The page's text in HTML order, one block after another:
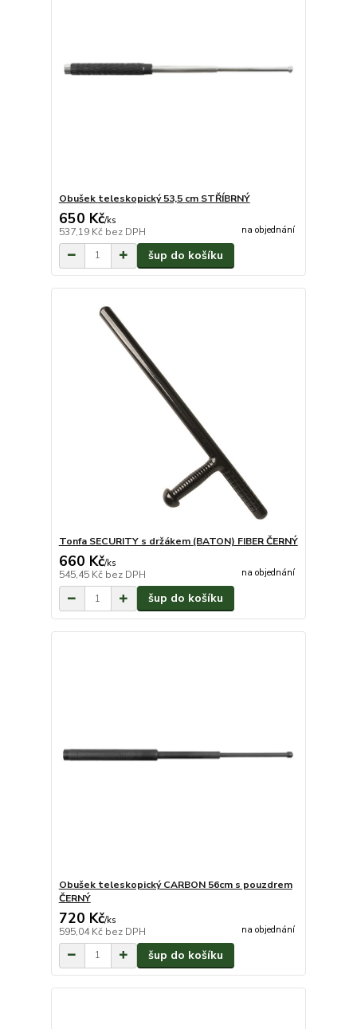
Obušek teleskopický 53,5 cm STŘÍBRNÝ
650 Kč/ks
537,19 Kč bez DPH na objednání
šup do košíku
Tonfa SECURITY s držákem (BATON) FIBER ČERNÝ
660 Kč/ks
545,45 Kč bez DPH na objednání
šup do košíku
Obušek teleskopický CARBON 56cm s pouzdrem
ČERNÝ
720 Kč/ks
595,04 Kč bez DPH na objednání
šup do košíku